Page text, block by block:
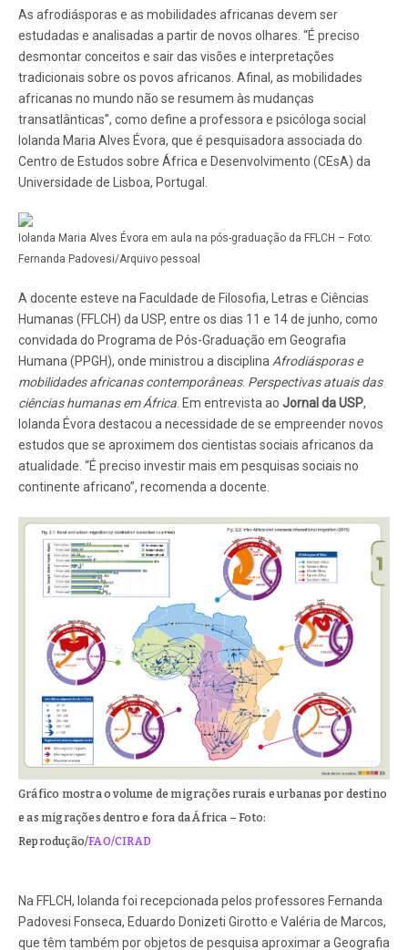
As afrodiásporas e as mobilidades africanas devem ser
estudadas e analisadas a partir de novos olhares. “É preciso
desmontar conceitos e sair das visões e interpretações
tradicionais sobre os povos africanos. Afinal, as mobilidades
africanas no mundo não se resumem às mudanças
transatlânticas”, como define a professora e psicóloga social
Iolanda Maria Alves Évora, que é pesquisadora associada do
Centro de Estudos sobre África e Desenvolvimento (CEsA) da
Universidade de Lisboa, Portugal.
Iolanda Maria Alves Évora em aula na pós-graduação da FFLCH – Foto:
Fernanda Padovesi/Arquivo pessoal
A docente esteve na Faculdade de Filosofia, Letras e Ciências
Humanas (FFLCH) da USP, entre os dias 11 e 14 de junho, como
convidada do Programa de Pós-Graduação em Geografia
Humana (PPGH), onde ministrou a disciplina Afrodiásporas e
mobilidades africanas contemporâneas. Perspectivas atuais das
ciências humanas em África . Em entrevista ao Jornal da USP,
Iolanda Évora destacou a necessidade de se empreender novos
estudos que se aproximem dos cientistas sociais africanos da
atualidade. “É preciso investir mais em pesquisas sociais no
continente africano”, recomenda a docente.
Gráfico mostra o volume de migrações rurais e urbanas por destino
e as migrações dentro e fora da África – Foto:
Reprodução/FAO/CIRAD
Na FFLCH, Iolanda foi recepcionada pelos professores Fernanda
Padovesi Fonseca, Eduardo Donizeti Girotto e Valéria de Marcos,
que têm também por objetos de pesquisa aproximar a Geografia